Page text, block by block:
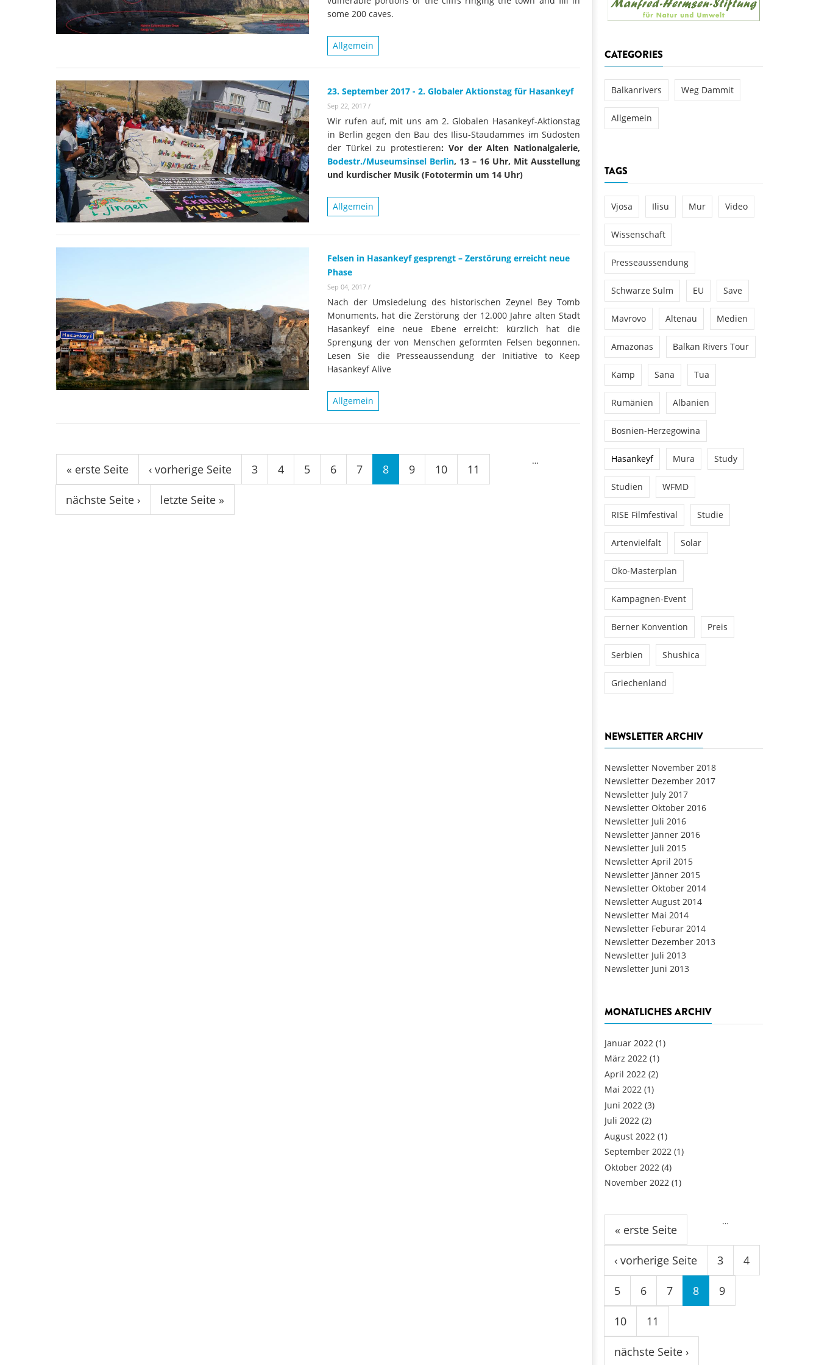
Wissenschaftler:innen legen
die Grundlage für Europas
nächsten Wildfluss-
Nationalpark
Wasserkraftwerks Ulog verursacht
Aktuell
Erfolg für den Kamp: Aus für
some 200 caves.
Allgemein
23. September 2017 - 2. Globaler Aktionstag für Hasankeyf
Sep 22, 2017 /
Wir rufen auf, mit uns am 2. Globalen Hasankeyf-Aktionstag
in Berlin gegen den Bau des Ilisu-Staudammes im Südosten
der Türkei zu protestieren: Vor der Alten Nationalgalerie,
Bodestr./Museumsinsel Berlin, 13 – 16 Uhr, Mit Ausstellung
und kurdischer Musik (Fototermin um 14 Uhr)
Allgemein
Felsen in Hasankeyf gesprengt – Zerstörung erreicht neue
Phase
Sep 04, 2017 /
Nach der Umsiedelung des historischen Zeynel Bey Tomb
Monuments, hat die Zerstörung der 12.000 Jahre alten Stadt
Hasankeyf eine neue Ebene erreicht: kürzlich hat die
Sprengung der von Menschen geformten Felsen begonnen.
Lesen Sie die Presseaussendung der Initiative to Keep
Hasankeyf Alive
Allgemein
Seiten
« erste Seite ‹ vorherige Seite
…
3 4 5 6 7 8 9 10 11
nächste Seite › letzte Seite »
CATEGORIES
Balkanrivers Weg Dammit
Allgemein
TAGS
Vjosa Ilisu Mur Video
Wissenschaft
Presseaussendung
Schwarze Sulm EU Save
Mavrovo Altenau Medien
Amazonas Balkan Rivers Tour
Kamp Sana Tua
Rumänien Albanien
Bosnien-Herzegowina
Hasankeyf Mura Study
Studien WFMD
RISE Filmfestival Studie
Artenvielfalt Solar
Öko-Masterplan
Kampagnen-Event
Berner Konvention Preis
Serbien Shushica
Griechenland
NEWSLETTER ARCHIV
Newsletter November 2018
Newsletter Dezember 2017
Newsletter July 2017
Newsletter Oktober 2016
Newsletter Juli 2016
Newsletter Jänner 2016
Newsletter Juli 2015
Newsletter April 2015
Newsletter Jänner 2015
Newsletter Oktober 2014
Newsletter August 2014
Newsletter Mai 2014
Newsletter Feburar 2014
Newsletter Dezember 2013
Newsletter Juli 2013
Newsletter Juni 2013
MONATLICHES ARCHIV
Januar 2022 (1)
März 2022 (1)
April 2022 (2)
Mai 2022 (1)
Juni 2022 (3)
Juli 2022 (2)
August 2022 (1)
September 2022 (1)
Oktober 2022 (4)
November 2022 (1)
Seiten
« erste Seite
‹ vorherige Seite
…
3 4
5 6 7 8 9
10 11
nächste Seite ›